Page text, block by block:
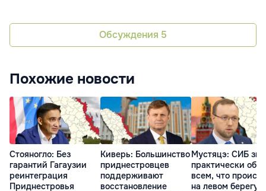
Обсуждения 5
Похожие новости
Стояногло: Без
гарантий Гагаузии
реинтеграция
Приднестровья
Киверь: Большинство
приднестровцев
поддерживают
восстановление
Мустяцэ: СИБ
практически обо
всем, что
на левом берегу